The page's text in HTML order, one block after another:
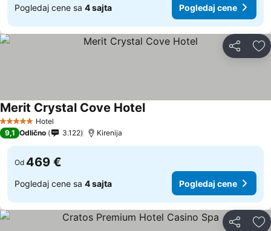
Pogledaj cene sa 4 sajta Pogledaj cene
Deli
5 ZvezdiceHotel
Merit Crystal Cove HotelPogledaj cene
9,1 Odlično 3.122 Kirenija
Od 469 €
Pogledaj cene sa 4 sajta Pogledaj cene
Deli